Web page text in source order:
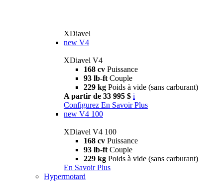
XDiavel
new V4
XDiavel V4
168 cv Puissance
93 lb-ft Couple
229 kg Poids à vide (sans carburant)
A partir de 33 995 $ i
Configurez En Savoir Plus
new V4 100
XDiavel V4 100
168 cv Puissance
93 lb-ft Couple
229 kg Poids à vide (sans carburant)
En Savoir Plus
Hypermotard